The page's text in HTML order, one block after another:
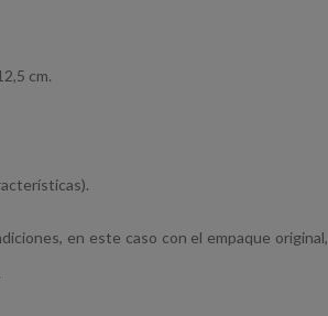
cm.
en este caso con el empaque original,